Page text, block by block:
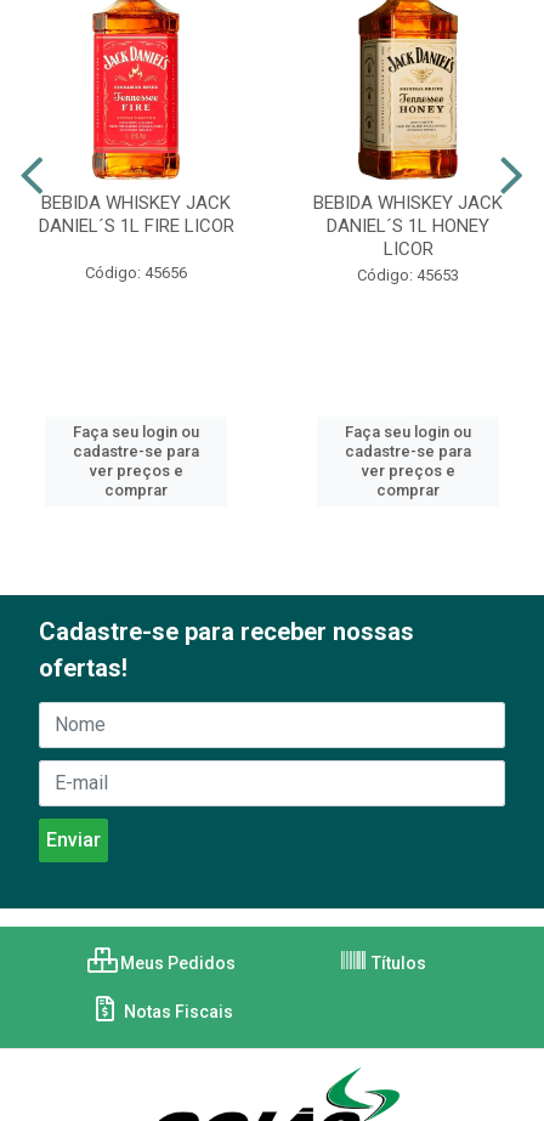
BEBIDA WHISKEY JACK
DANIEL´S 1L FIRE LICOR
Código: 45656
Faça seu login ou
cadastre-se para
ver preços e
comprar
BEBIDA WHISKEY JACK
DANIEL´S 1L HONEY
LICOR
Código: 45653
Faça seu login ou
cadastre-se para
ver preços e
comprar
Cadastre-se para receber nossas
ofertas!
Meus Pedidos Títulos
Notas Fiscais